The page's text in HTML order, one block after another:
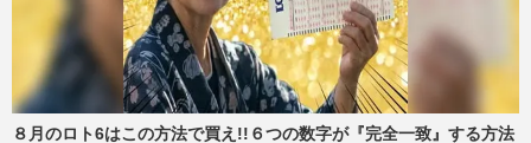
８月のロト6はこの方法で買え!!６つの数字が『完全一致』する方法